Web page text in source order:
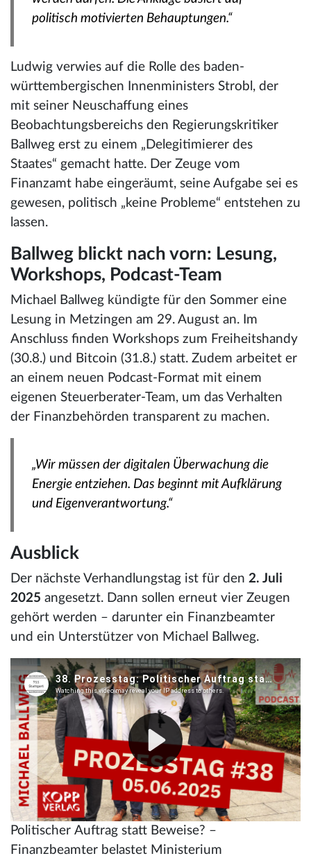
politisch motivierten Behauptungen.“
Ludwig verwies auf die Rolle des baden-
württembergischen Innenministers Strobl, der
mit seiner Neuschaffung eines
Beobachtungsbereichs den Regierungskritiker
Ballweg erst zu einem „Delegitimierer des
Staates“ gemacht hatte. Der Zeuge vom
Finanzamt habe eingeräumt, seine Aufgabe sei es
gewesen, politisch „keine Probleme“ entstehen zu
lassen.
Ballweg blickt nach vorn: Lesung,
Workshops, Podcast-Team
Michael Ballweg kündigte für den Sommer eine
Lesung in Metzingen am 29. August an. Im
Anschluss finden Workshops zum Freiheitshandy
(30.8.) und Bitcoin (31.8.) statt. Zudem arbeitet er
an einem neuen Podcast-Format mit einem
eigenen Steuerberater-Team, um das Verhalten
der Finanzbehörden transparent zu machen.
„Wir müssen der digitalen Überwachung die
Energie entziehen. Das beginnt mit Aufklärung
und Eigenverantwortung.“
Ausblick
Der nächste Verhandlungstag ist für den 2. Juli
2025 angesetzt. Dann sollen erneut vier Zeugen
gehört werden – darunter ein Finanzbeamter
und ein Unterstützer von Michael Ballweg.
Politischer Auftrag statt Beweise? –
Finanzbeamter belastet Ministerium